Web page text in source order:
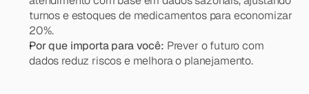
turnos e estoques de medicamentos para economizar
20%.
Por que importa para você: Prever o futuro com
dados reduz riscos e melhora o planejamento.